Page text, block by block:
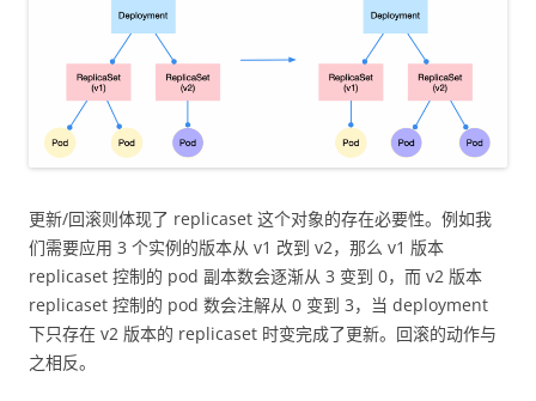
更新/回滚则体现了 replicaset 这个对象的存在必要性。例如我
们需要应用 3 个实例的版本从 v1 改到 v2，那么 v1 版本
replicaset 控制的 pod 副本数会逐渐从 3 变到 0，而 v2 版本
replicaset 控制的 pod 数会注解从 0 变到 3，当 deployment
下只存在 v2 版本的 replicaset 时变完成了更新。回滚的动作与
之相反。